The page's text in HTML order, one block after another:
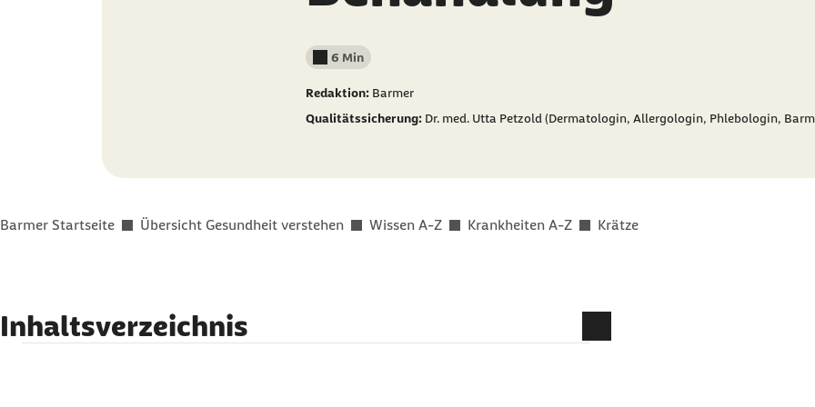
Lesedauer weniger als
6 Min
Redaktion: Barmer
Qualitätssicherung: Dr. med. Utta Petzold (Dermatologin, Allergologin, Phlebologin,
Sie befinden sich hier:
Barmer Startseite Übersicht Gesundheit verstehen Wissen A-Z Krankheiten A-Z Krätze
Inhaltsverzeichnis